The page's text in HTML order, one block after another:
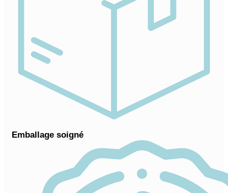
Emballage soigné